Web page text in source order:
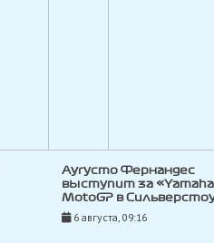
Аугусто Фернандес
выступит за
MotoGP в
6 августа, 09:16